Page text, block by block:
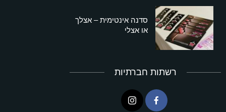
סדנה אינטימית – אצלך
או אצלי
רשתות חברתיות